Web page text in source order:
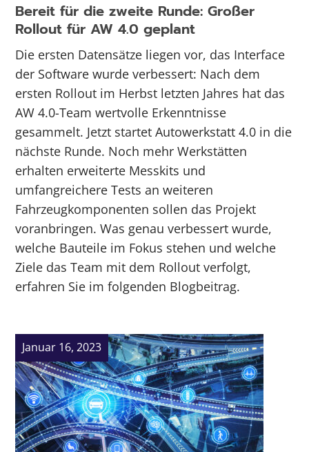
Bereit für die zweite Runde: Großer
Rollout für AW 4.0 geplant
Die ersten Datensätze liegen vor, das Interface
der Software wurde verbessert: Nach dem
ersten Rollout im Herbst letzten Jahres hat das
AW 4.0-Team wertvolle Erkenntnisse
gesammelt. Jetzt startet Autowerkstatt 4.0 in die
nächste Runde. Noch mehr Werkstätten
erhalten erweiterte Messkits und
umfangreichere Tests an weiteren
Fahrzeugkomponenten sollen das Projekt
voranbringen. Was genau verbessert wurde,
welche Bauteile im Fokus stehen und welche
Ziele das Team mit dem Rollout verfolgt,
erfahren Sie im folgenden Blogbeitrag.
Januar 16, 2023